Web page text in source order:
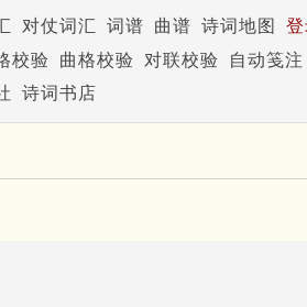
对仗词汇 词谱 曲谱 诗词地图
校验 曲格校验 对联校验
自动笺注
诗词书店